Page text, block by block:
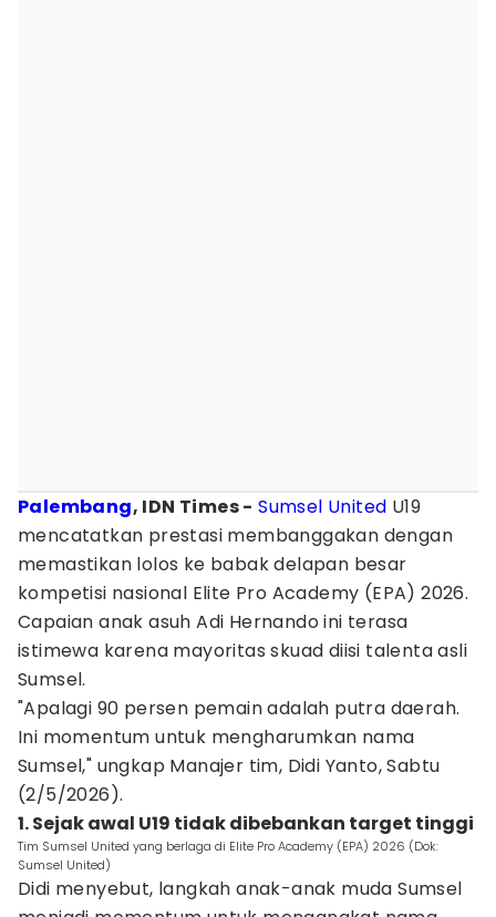
Palembang, IDN Times - Sumsel United U19
mencatatkan prestasi membanggakan dengan
memastikan lolos ke babak delapan besar
kompetisi nasional Elite Pro Academy (EPA) 2026.
Capaian anak asuh Adi Hernando ini terasa
istimewa karena mayoritas skuad diisi talenta asli
Sumsel.
"Apalagi 90 persen pemain adalah putra daerah.
Ini momentum untuk mengharumkan nama
Sumsel," ungkap Manajer tim, Didi Yanto, Sabtu
(2/5/2026).
1. Sejak awal U19 tidak dibebankan target tinggi
Tim Sumsel United yang berlaga di Elite Pro Academy (EPA) 2026 (Dok:
Sumsel United)
Didi menyebut, langkah anak-anak muda Sumsel